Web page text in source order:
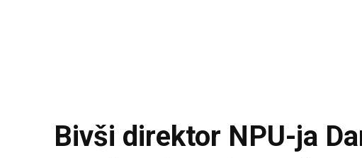
Bivši direktor NPU-ja